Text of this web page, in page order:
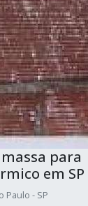
para
em SP
Paulo - SP